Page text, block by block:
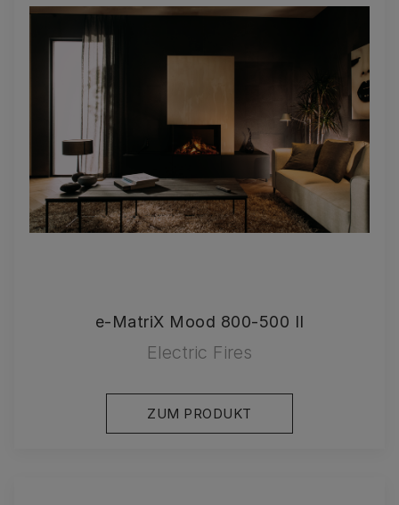
e-MatriX Mood 800-500 II
Electric Fires
ZUM PRODUKT